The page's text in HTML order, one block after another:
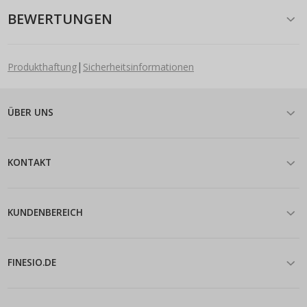
BEWERTUNGEN
Produkthaftung| Sicherheitsinformationen
ÜBER UNS
KONTAKT
KUNDENBEREICH
FINESIO.DE